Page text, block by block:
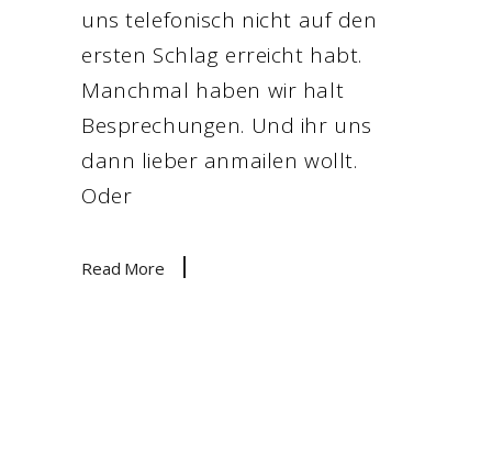
uns telefonisch nicht auf den
ersten Schlag erreicht habt.
Manchmal haben wir halt
Besprechungen. Und ihr uns
dann lieber anmailen wollt.
Oder
Read More